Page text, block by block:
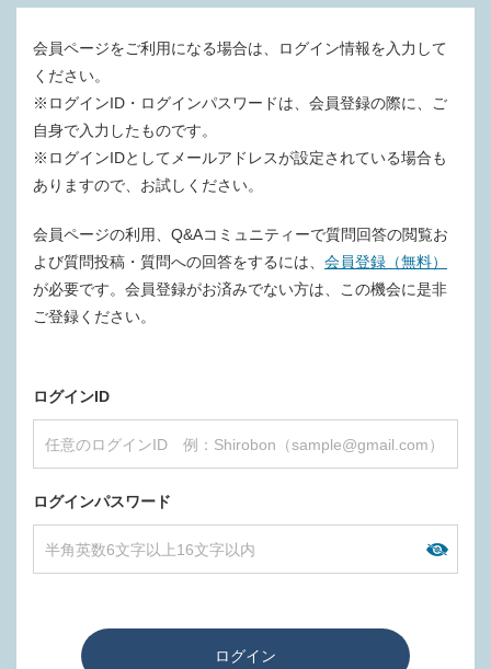
会員ページをご利用になる場合は、ログイン情報を入力して
ください。
※ログインID・ログインパスワードは、会員登録の際に、ご
自身で入力したものです。
※ログインIDとしてメールアドレスが設定されている場合も
ありますので、お試しください。
会員ページの利用、Q&Aコミュニティーで質問回答の閲覧お
よび質問投稿・質問への回答をするには、 会員登録（無料）
が必要です。会員登録がお済みでない方は、この機会に是非
ご登録ください。
ログインID
ログインパスワード
ログイン